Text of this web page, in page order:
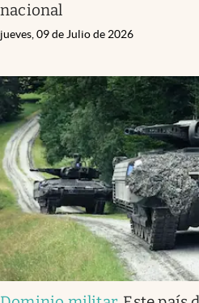
nacional
jueves, 09 de Julio de 2026